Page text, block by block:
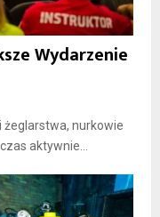
Wydarzenie
żeglarstwa, nurkowie
aktywnie...